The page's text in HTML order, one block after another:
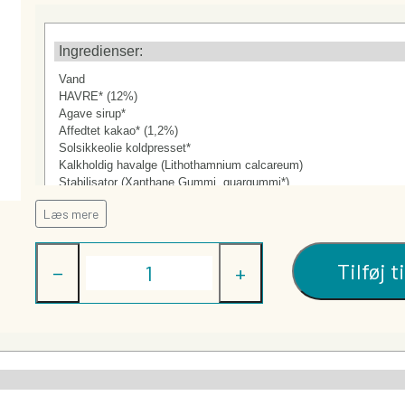
SLIK CHOKOLADE TØRREDE
Ingredienser:
Vand
HAVRE* (12%)
Agave sirup*
Affedtet kakao* (1,2%)
Solsikkeolie koldpresset*
Kalkholdig havalge (Lithothamnium calcareum)
Stabilisator (Xanthane Gummi, guargummi*)
*=økologisk ingrediens, **=biodynamisk ingrediens
Næringsdeklaration (indhold pr. 100g):
Energi (kJ/kcal)
Fedt (g)
Læs mere
− + Tilføj